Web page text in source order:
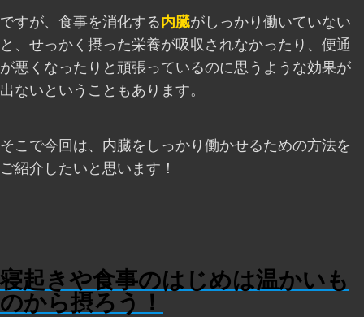
ですが、食事を消化する内臓がしっかり働いていない
と、せっかく摂った栄養が吸収されなかったり、便通
が悪くなったりと頑張っているのに思うような効果が
出ないということもあります。
そこで今回は、内臓をしっかり働かせるための方法を
ご紹介したいと思います！
寝起きや食事のはじめは温かいも
のから摂ろう！